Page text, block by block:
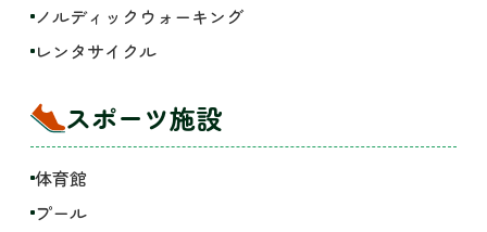
ノルディックウォーキング
レンタサイクル
スポーツ施設
体育館
プール